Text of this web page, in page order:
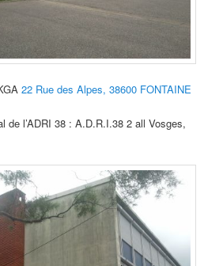
22 Rue des Alpes, 38600 FONTAINE
de l’ADRI 38 : A.D.R.I.38 2 all Vosges,